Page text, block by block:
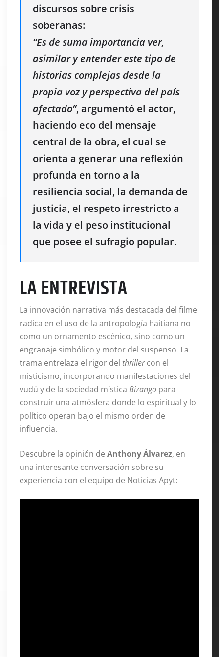
discursos sobre crisis
soberanas:
“Es de suma importancia ver,
asimilar y entender este tipo de
historias complejas desde la
propia voz y perspectiva del país
afectado”, argumentó el actor,
haciendo eco del mensaje
central de la obra, el cual se
orienta a generar una reflexión
profunda en torno a la
resiliencia social, la demanda de
justicia, el respeto irrestricto a
la vida y el peso institucional
que posee el sufragio popular.
LA ENTREVISTA
La innovación narrativa más destacada del filme
radica en el uso de la antropología haitiana no
como un ornamento escénico, sino como un
engranaje simbólico y motor del suspenso. La
trama entrelaza el rigor del thrillercon el
misticismo, incorporando manifestaciones del
vudú y de la sociedad mística Bizango para
construir una atmósfera donde lo espiritual y lo
político operan bajo el mismo orden de
influencia.
Descubre la opinión de Anthony Álvarez, en
una interesante conversación sobre su
experiencia con el equipo de Noticias Apyt: